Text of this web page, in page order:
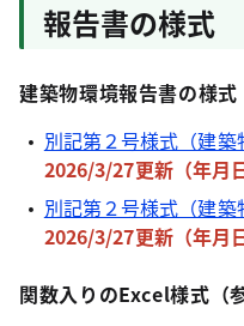
報告書の様式
建築物環境報告書の様式
別記第２号様式（建築
2026/3/27更新（年月
別記第２号様式（建築
2026/3/27更新（年月
関数入りのExcel様式（